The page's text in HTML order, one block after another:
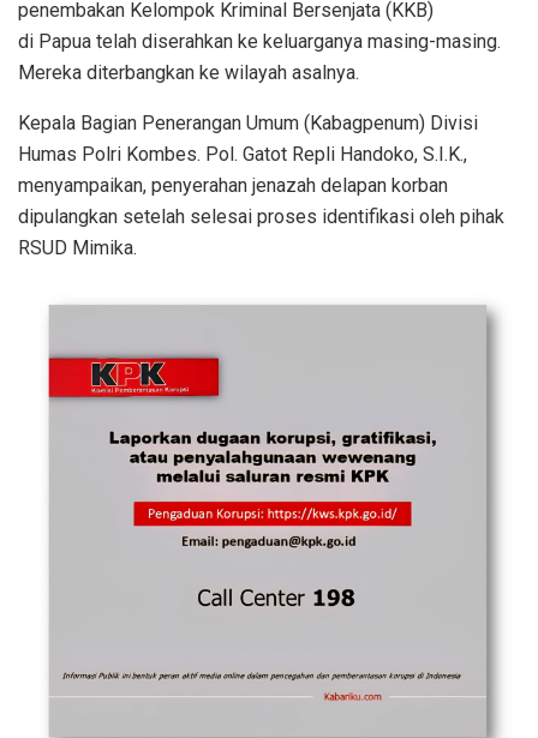
penembakan Kelompok Kriminal Bersenjata (KKB)
di Papua telah diserahkan ke keluarganya masing-masing.
Mereka diterbangkan ke wilayah asalnya.
Kepala Bagian Penerangan Umum (Kabagpenum) Divisi
Humas Polri Kombes. Pol. Gatot Repli Handoko, S.I.K.,
menyampaikan, penyerahan jenazah delapan korban
dipulangkan setelah selesai proses identifikasi oleh pihak
RSUD Mimika.